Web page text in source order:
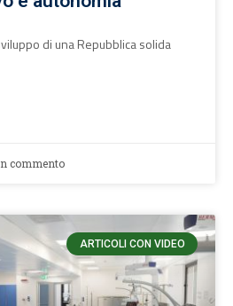
di una Repubblica solida
commento
ARTICOLI CON VIDEO